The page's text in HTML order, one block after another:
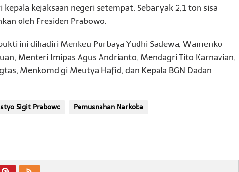
kejaksaan negeri setempat. Sebanyak 2,1 ton sisa
oleh Presiden Prabowo.
ini dihadiri Menkeu Purbaya Yudhi Sadewa, Wamenko
Menteri Imipas Agus Andrianto, Mendagri Tito Karnavian,
Menkomdigi Meutya Hafid, dan Kepala BGN Dadan
Sigit Prabowo
Pemusnahan Narkoba